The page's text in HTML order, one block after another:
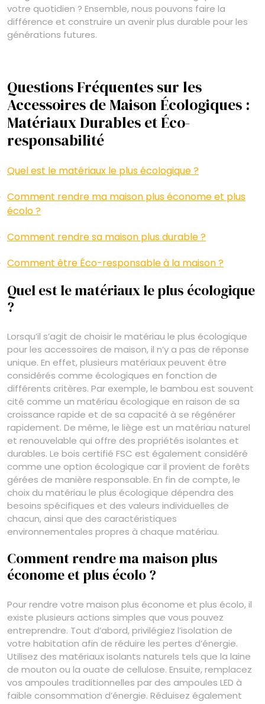
votre quotidien ? Ensemble, nous pouvons faire la
différence et construire un avenir plus durable pour les
générations futures.
Questions Fréquentes sur les
Accessoires de Maison Écologiques :
Matériaux Durables et Éco-
responsabilité
Quel est le matériaux le plus écologique ?
Comment rendre ma maison plus économe et plus
écolo ?
Comment rendre sa maison plus durable ?
Comment être Éco-responsable à la maison ?
Quel est le matériaux le plus écologique
?
Lorsqu’il s’agit de choisir le matériau le plus écologique
pour les accessoires de maison, il n’y a pas de réponse
unique. En effet, plusieurs matériaux peuvent être
considérés comme écologiques en fonction de
différents critères. Par exemple, le bambou est souvent
cité comme un matériau écologique en raison de sa
croissance rapide et de sa capacité à se régénérer
rapidement. De même, le liège est un matériau naturel
et renouvelable qui offre des propriétés isolantes et
durables. Le bois certifié FSC est également considéré
comme une option écologique car il provient de forêts
gérées de manière responsable. En fin de compte, le
choix du matériau le plus écologique dépendra des
besoins spécifiques et des valeurs individuelles de
chacun, ainsi que des caractéristiques
environnementales propres à chaque matériau.
Comment rendre ma maison plus
économe et plus écolo ?
Pour rendre votre maison plus économe et plus écolo, il
existe plusieurs actions simples que vous pouvez
entreprendre. Tout d’abord, privilégiez l’isolation de
votre habitation afin de réduire les pertes d’énergie.
Utilisez des matériaux isolants naturels tels que la laine
de mouton ou la ouate de cellulose. Ensuite, remplacez
vos ampoules traditionnelles par des ampoules LED à
faible consommation d’énergie. Réduisez également